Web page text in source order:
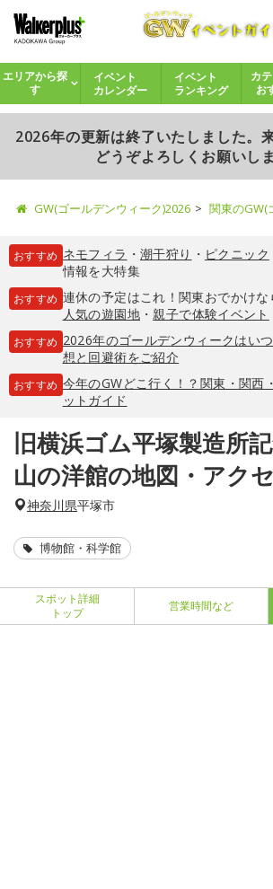
エリアから探
す
イベント
カレンダー
イベント
ランキング
カ
お
2026年の更新は終了いたしました。
どうぞよろしくお願いしま
GW(ゴールデンウィーク)2026 関東のGW(
おすすめ ネモフィラ ・ 潮干狩り ・ ピクニック
情報を大特集
おすすめ 連休の予定はこれ！関東おでかけな
人気の遊園地・親子で体験イベント
おすすめ 2026年のゴールデンウィークはい
想と回避術をご紹介
おすすめ 今年のGWどこ行く！？関東・関西
ットガイド
旧横浜ゴム平塚製造所
山の洋館の地図・アク
神奈川県平塚市
博物館・科学館
スポット詳細
トップ
営業時間など